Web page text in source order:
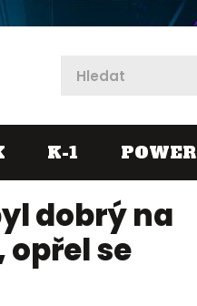
K-1 POWER
dobrý na
opřel se